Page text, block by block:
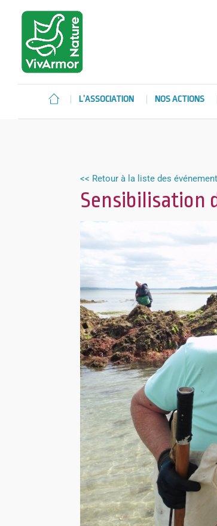
L’ASSOCIATION NOS ACTIONS
<< Retour à la liste des
Sensibilisation